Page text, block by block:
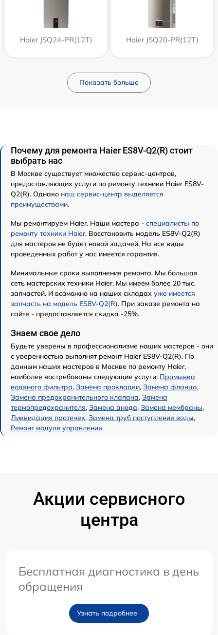
Haier JSQ24-PR(12T) Haier JSQ20-PR(12T)
Показать больше
Почему для ремонта Haier ES8V-Q2(R) стоит
выбрать нас
В Москве существует множество сервис-центров,
предоставляющих услуги по ремонту техники Haier ES8V-
Q2(R). Однако наш сервис-центр выделяется
преимуществами.
Мы ремонтируем Haier. Наши мастера - специалисты по
ремонту техники Haier. Восстановить модель ES8V-Q2(R)
для мастеров не будет новой задачей. На все виды
проведенных работ у нас имеется гарантия.
Минимальные сроки выполнения ремонта. Мы большая
сеть мастерских техники Haier. Мы имеем более 20 тыс.
запчастей. И возможно на наших складах уже имеется
запчасть на модель ES8V-Q2(R). При заказе ремонта на
сайте - предоставляется скидка -25%.
Знаем свое дело
Будьте уверены в профессионализме наших мастеров - они
с уверенностью выполнят ремонт Haier ES8V-Q2(R). По
данным наших мастеров в Москве по ремонту Haier,
наиболее востребованы следующие услуги: Промывка
водяного фильтра, Замена прокладки, Замена фланца,
Замена предохранительного клапана, Замена
термопредохранителя, Замена анода, Замена мембраны,
Ликвидация протечек, Замена труб поступления воды,
Ремонт модуля управления.
Акции сервисного
центра
Бесплатная диагностика в день
обращения
Узнать подробнее